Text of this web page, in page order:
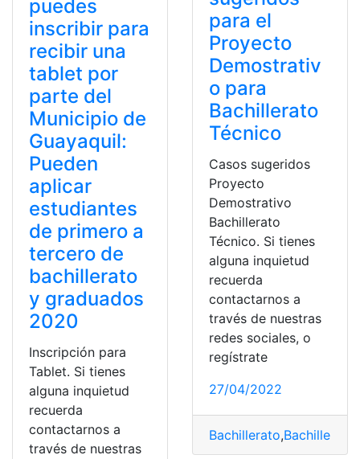
puedes
inscribir para
recibir una
tablet por
parte del
Municipio de
Guayaquil:
Pueden
aplicar
estudiantes
de primero a
tercero de
bachillerato
y graduados
2020
Inscripción para
Tablet. Si tienes
alguna inquietud
recuerda
contactarnos a
través de nuestras
para el
Proyecto
Demostrativ
o para
Bachillerato
Técnico
Casos sugeridos
Proyecto
Demostrativo
Bachillerato
Técnico. Si tienes
alguna inquietud
recuerda
contactarnos a
través de nuestras
redes sociales, o
regístrate
27/04/2022
Bachillerato,Bachillerato